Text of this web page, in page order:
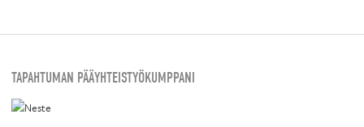
TAPAHTUMAN PÄÄYHTEISTYÖKUMPPANI